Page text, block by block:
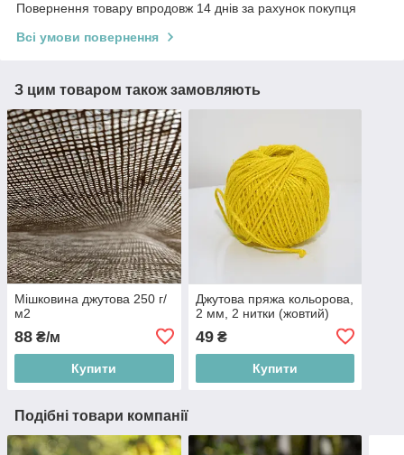
Повернення товару впродовж 14 днів за рахунок покупця
Всі умови повернення
З цим товаром також замовляють
Мішковина джутова 250 г/
м2
88 ₴/м
Купити
Джутова пряжа кольорова,
2 мм, 2 нитки (жовтий)
49₴
Купити
Подібні товари компанії